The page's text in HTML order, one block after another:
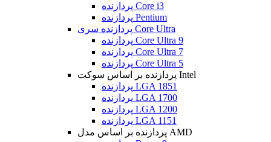
پردازنده Core i3
پردازنده Pentium
پردازنده سری Core Ultra
پردازنده Core Ultra 9
پردازنده Core Ultra 7
پردازنده Core Ultra 5
پردازنده بر اساس سوکت Intel
پردازنده LGA 1851
پردازنده LGA 1700
پردازنده LGA 1200
پردازنده LGA 1151
پردازنده بر اساس مدل AMD